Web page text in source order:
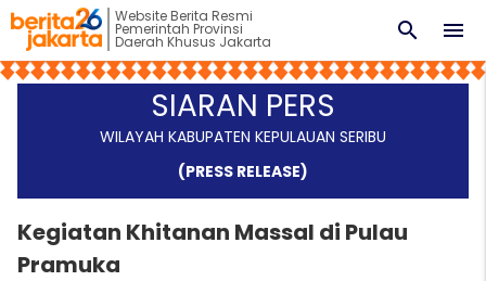
Website Berita Resmi
Pemerintah Provinsi
Daerah Khusus Jakarta menu
search
SIARAN PERS
WILAYAH KABUPATEN KEPULAUAN SERIBU
(PRESS RELEASE)
Kegiatan Khitanan Massal di Pulau
Pramuka